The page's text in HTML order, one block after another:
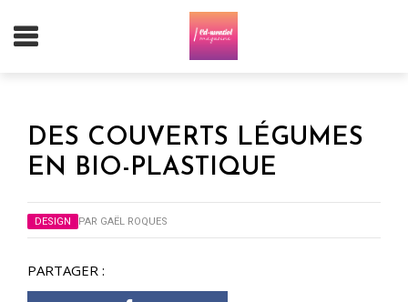
DES COUVERTS LÉGUMES
EN BIO-PLASTIQUE
DESIGN PAR GAËL ROQUES
PARTAGER :